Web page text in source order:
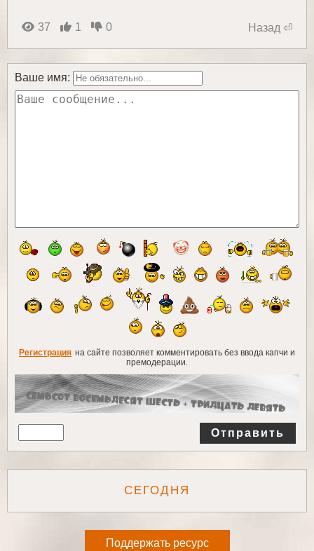
37 1 0 Назад ⏎
Ваше имя:
Регистрация на сайте позволяет комментировать без ввода капчи и
премодерации.
Отправить
СЕГОДНЯ
Поддержать ресурс